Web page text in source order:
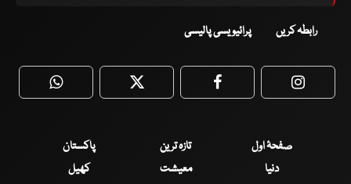
رابطہ کریں پرائیویسی پالیسی
WhatsApp Twitter Facebook
صفحۂ اول تازہ ترین
پاکستان
دنیا
معیشت
کھیل